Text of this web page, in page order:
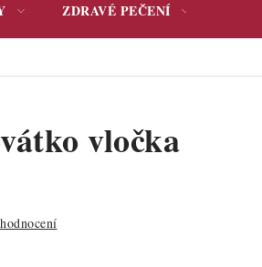
ZDRAVÉ PEČENÍ
vločka